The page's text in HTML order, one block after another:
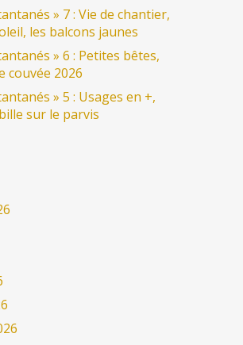
» 7 : Vie de chantier,
les balcons jaunes
» 6 : Petites bêtes,
couvée 2026
» 5 : Usages en +,
sur le parvis